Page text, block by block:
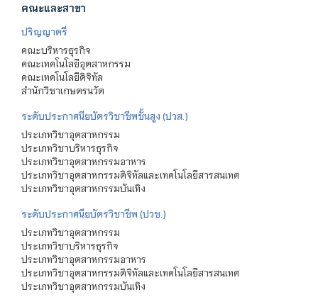
คณะและสาขา
ปริญญาตรี
คณะบริหารธุรกิจ
คณะเทคโนโลยีอุตสาหกรรม
คณะเทคโนโลยีดิจิทัล
สำนักวิชาเกษตรนวัต
ระดับประกาศนียบัตรวิชาชีพชั้นสูง (ปวส.)
ประเภทวิชาอุตสาหกรรม
ประเภทวิชาบริหารธุรกิจ
ประเภทวิชาอุตสาหกรรมอาหาร
ประเภทวิชาอุตสาหกรรมดิจิทัลและเทคโนโลยีสารสนเทศ
ประเภทวิชาอุตสาหกรรมบันเทิง
ระดับประกาศนียบัตรวิชาชีพ (ปวช.)
ประเภทวิชาอุตสาหกรรม
ประเภทวิชาบริหารธุรกิจ
ประเภทวิชาอุตสาหกรรมอาหาร
ประเภทวิชาอุตสาหกรรมดิจิทัลและเทคโนโลยีสารสนเทศ
ประเภทวิชาอุตสาหกรรมบันเทิง